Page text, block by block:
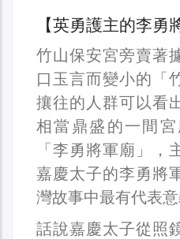
【英勇護主的李勇
竹山保安宮旁賣著
口玉言而變小的「
攘往的人群可以看
相當鼎盛的一間
「李勇將軍廟」，
嘉慶太子的李勇將
灣故事中最有代表意
話說嘉慶太子從照